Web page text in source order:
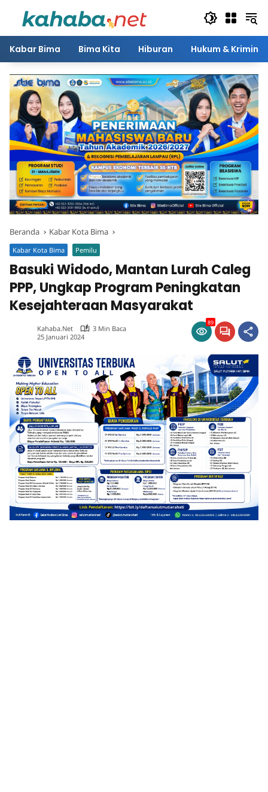
Kabar Bima Bima Kita Hiburan Hukum & Kriminal
Beranda Kabar Kota Bima
Kabar Kota Bima Pemilu
Basuki Widodo, Mantan Lurah Caleg
PPP, Ungkap Program Peningkatan
Kesejahteraan Masyarakat
Kahaba.net
3 Min Baca
25 Januari 2024
89